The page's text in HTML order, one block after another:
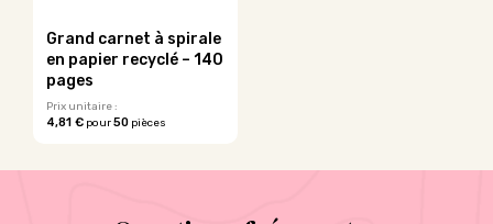
sur
page
du
produit
Grand carnet à spirale
en papier recyclé – 140
pages
Prix unitaire :
4,81 € pour50 pièces